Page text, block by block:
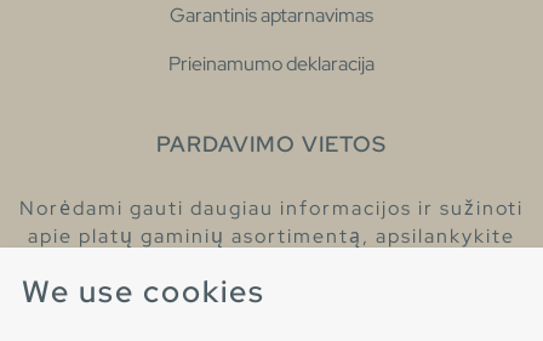
We use cookies
Garantinis aptarnavimas
Prieinamumo deklaracija
PARDAVIMO VIETOS
Norėdami gauti daugiau informacijos ir sužinoti
apie platų gaminių asortimentą, apsilankykite